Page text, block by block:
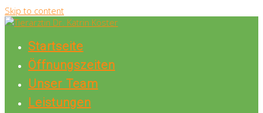
Skip to content
Startseite
Öffnungszeiten
Unser Team
Leistungen